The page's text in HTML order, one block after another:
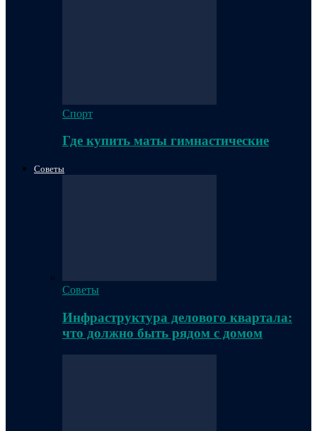
Спорт
Где купить маты гимнастические
Советы
Советы
Инфраструктура делового квартала:
что должно быть рядом с домом